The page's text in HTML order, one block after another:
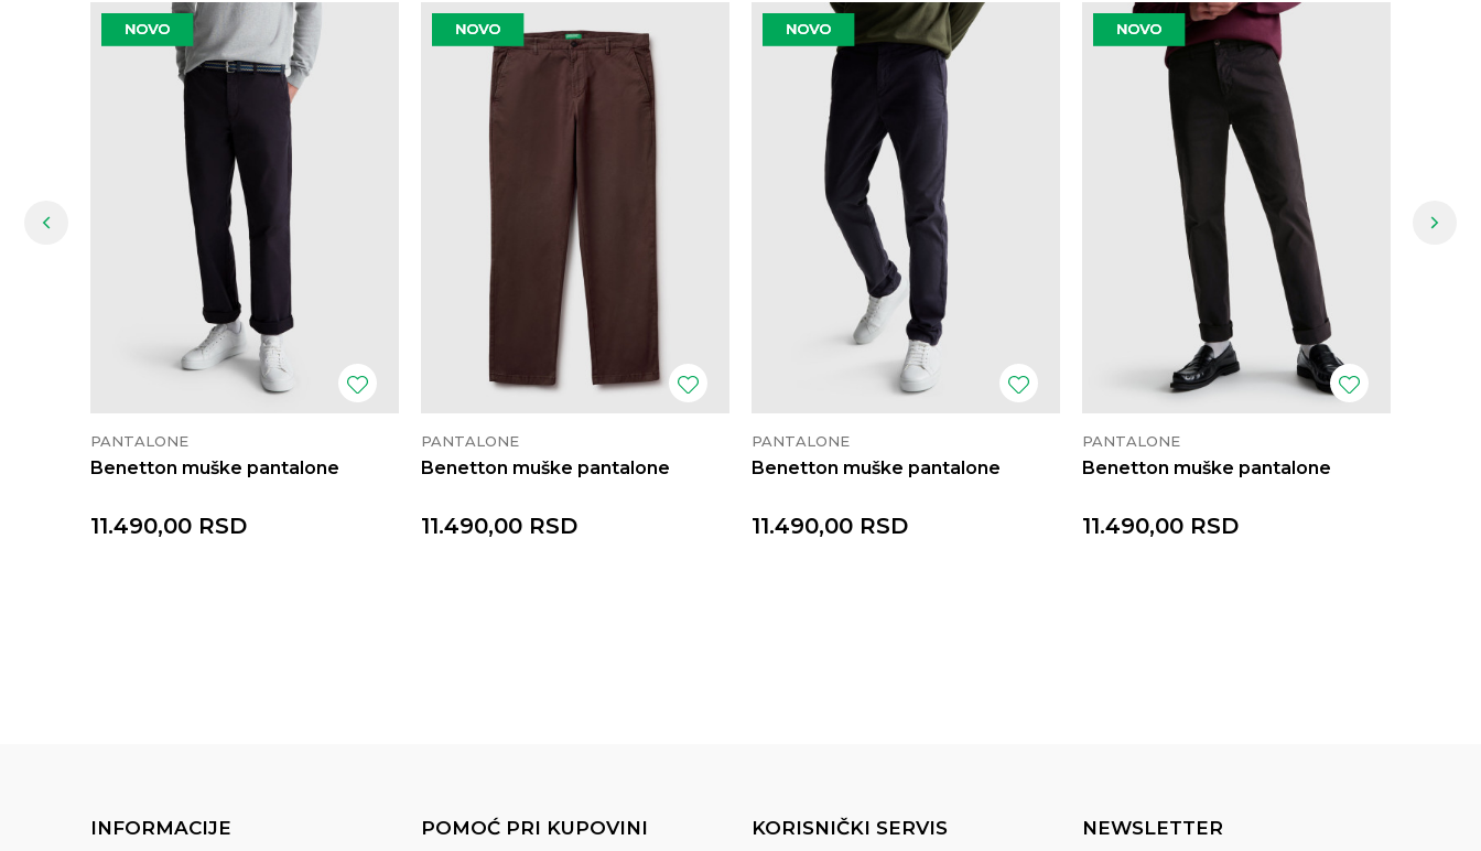
PANTALONE
Benetton muške pantalone
11.490,00 RSD
PANTALONE
Benetton muške pantalone
11.490,00 RSD
PANTALONE
Benetton muške pantalone
11.490,00 RSD
PANTALONE
Benetton muške pantalone
11.490,00 RSD
INFORMACIJE POMOĆ PRI KUPOVINI KORISNIČKI SERVIS NEWSLETTER